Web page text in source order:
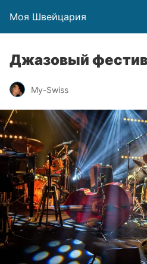
Моя Швейцария
Джазовый
My-Swiss